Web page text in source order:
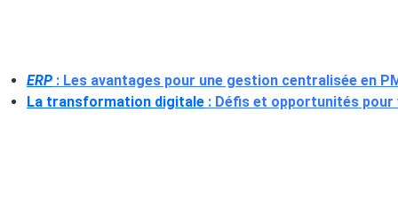
ERP : Les avantages pour une gestion centralisée en
La transformation digitale : Défis et opportunités